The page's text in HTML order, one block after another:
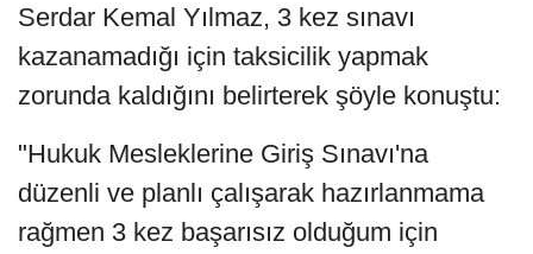
Serdar Kemal Yılmaz, 3 kez sınavı
kazanamadığı için taksicilik yapmak
zorunda kaldığını belirterek şöyle konuştu:
"Hukuk Mesleklerine Giriş Sınavı'na
düzenli ve planlı çalışarak hazırlanmama
rağmen 3 kez başarısız olduğum için